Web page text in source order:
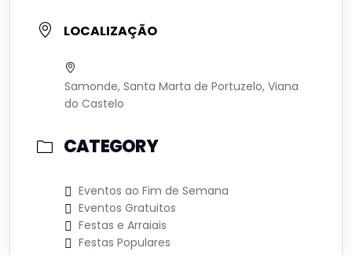
LOCALIZAÇÃO
Samonde, Santa Marta de Portuzelo, Viana
do Castelo
CATEGORY
Eventos ao Fim de Semana
Eventos Gratuitos
Festas e Arraiais
Festas Populares